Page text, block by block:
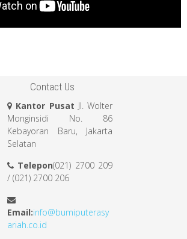
Contact Us
Kantor Pusat Jl. Wolter
Monginsidi No. 86
Kebayoran Baru, Jakarta
Selatan
Telepon(021) 2700 209
/ (021) 2700 206
Email:info@bumiputerasy
ariah.co.id